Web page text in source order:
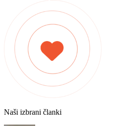
Naši izbrani članki